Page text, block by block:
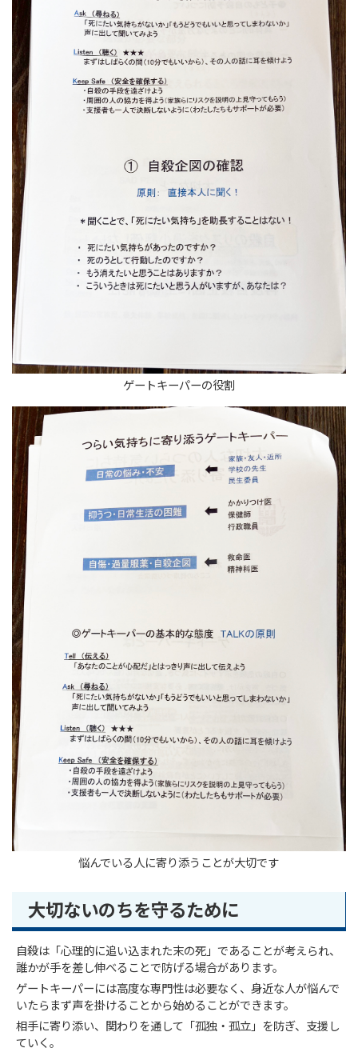
ゲートキーパーの役割
悩んでいる人に寄り添うことが大切です
大切ないのちを守るために
自殺は「心理的に追い込まれた末の死」であることが考えられ、
誰かが手を差し伸べることで防げる場合があります。
ゲートキーパーには高度な専門性は必要なく、身近な人が悩んで
いたらまず声を掛けることから始めることができます。
相手に寄り添い、関わりを通して「孤独・孤立」を防ぎ、支援し
ていく。